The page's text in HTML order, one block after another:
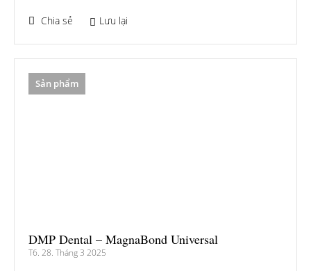
Chia sẻ Lưu lại
Sản phẩm
DMP Dental – MagnaBond Universal
T6. 28. Tháng 3 2025